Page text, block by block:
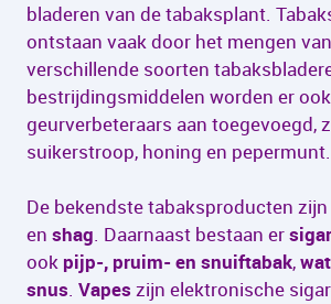
bladeren van de tabaksplant.
ontstaan vaak door het mengen van
verschillende soorten
bestrijdingsmiddelen worden er
geurverbeteraars aan toegevoegd,
suikerstroop, honing en pepermunt.
De bekendste tabaksproducten
en shag. Daarnaast bestaan er
ook pijp-, pruim- en snuiftabak,
snus. Vapes zijn elektronische